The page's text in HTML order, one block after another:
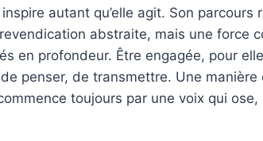
autant qu’elle agit. Son parcours
abstraite, mais une force
en profondeur. Être engagée, pour
penser, de transmettre. Une manière
toujours par une voix qui